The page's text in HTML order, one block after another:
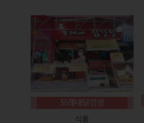
모래내닭강정
식품